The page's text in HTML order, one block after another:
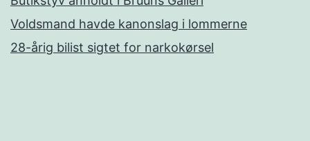
Voldsmand havde kanonslag i lommerne
28-årig bilist sigtet for narkokørsel